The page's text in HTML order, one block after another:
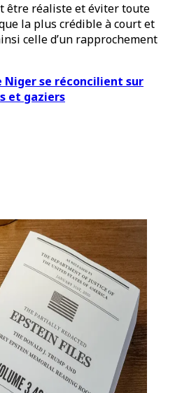
être réaliste et éviter toute
la plus crédible à court et
celle d’un rapprochement
Niger se réconcilient sur
et gaziers